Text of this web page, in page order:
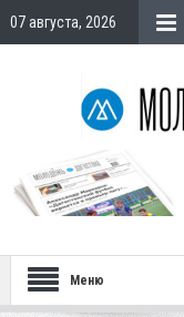
07 августа, 2026
Меню